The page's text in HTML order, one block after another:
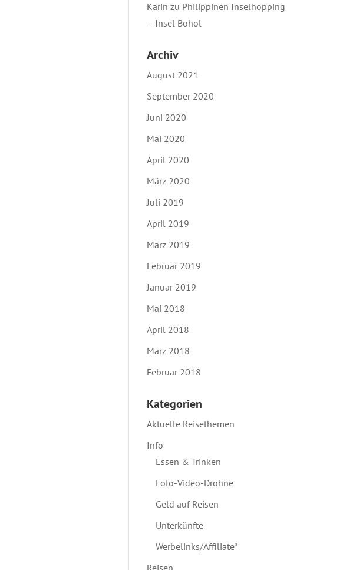
Karin zu Philippinen Inselhopping
– Insel Bohol
Archiv
August 2021
September 2020
Juni 2020
Mai 2020
April 2020
März 2020
Juli 2019
April 2019
März 2019
Februar 2019
Januar 2019
Mai 2018
April 2018
März 2018
Februar 2018
Kategorien
Aktuelle Reisethemen
Info
Essen & Trinken
Foto-Video-Drohne
Geld auf Reisen
Unterkünfte
Werbelinks/Affiliate*
Reisen